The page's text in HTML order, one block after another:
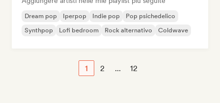
Dream pop Iperpop Indie pop
Pop psichedelico
Synthpop
Lofi bedroom Rock alternativo Coldwave
1 2 ... 12